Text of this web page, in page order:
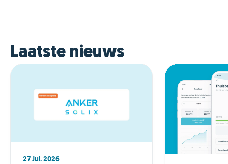
Laatste nieuws
27 Jul. 2026